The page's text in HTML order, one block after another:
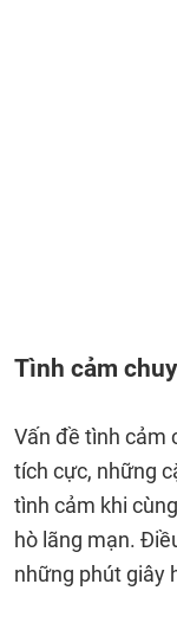
Tình cảm
Vấn đề tình cảm
tích cực, những
tình cảm khi
hò lãng mạn.
những phút giây